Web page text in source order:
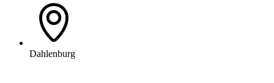
Dahlenburg